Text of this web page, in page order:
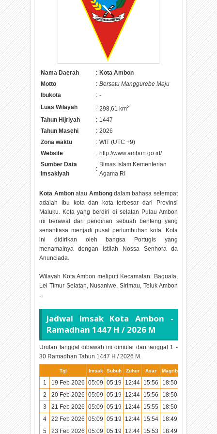
Nama Daerah : Kota Ambon
Motto
: Bersatu Manggurebe Maju
Ibukota
: -
Luas Wilayah
: 298,61 km2
Tahun Hijriyah : 1447
Tahun Masehi
: 2026
Zona waktu
: WIT (UTC +9)
Website
: http://www.ambon.go.id/
Sumber Data
Imsakiyah
:
Bimas Islam Kementerian
Agama RI
Kota Ambonatau Ambongdalam bahasa setempat
adalah ibu kota dan kota terbesar dari Provinsi
Maluku. Kota yang berdiri di selatan Pulau Ambon
ini berawal dari pendirian sebuah benteng yang
senantiasa menjadi pusat pertumbuhan kota. Kota
ini didirikan oleh bangsa Portugis yang
menamainya dengan istilah Nossa Senhora da
Anunciada.
Wilayah Kota Ambon meliputi Kecamatan: Baguala,
Lei Timur Selatan, Nusaniwe, Sirimau, Teluk Ambon
.
Jadwal Imsak Kota Ambon -
Ramadhan 1447 H / 2026 M
Urutan tanggal dibawah ini dimulai dari tanggal 1 -
30 Ramadhan Tahun 1447 H / 2026 M.
Tgl Imsak Subuh Zuhur Asar Magrib Isya
1 19 Feb 2026 05:09 05:19 12:44 15:56 18:50
20:00
2
20 Feb 2026 05:09 05:19 12:44 15:56 18:50
19:59
3
21 Feb 2026 05:09 05:19 12:44 15:55 18:50
19:59
4
22 Feb 2026 05:09 05:19 12:44 15:54 18:49
19:59
5
23 Feb 2026 05:09 05:19 12:44 15:53 18:49 19:58